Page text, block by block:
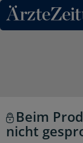
Direkt zum
Beim
nicht